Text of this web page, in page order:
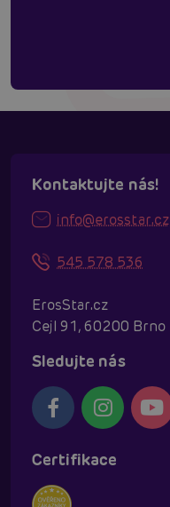
Kontaktujte nás!
info@erosstar.cz
545 578 536
ErosStar.cz
Cejl 91, 60200 Brno
Sledujte nás
Certifikace